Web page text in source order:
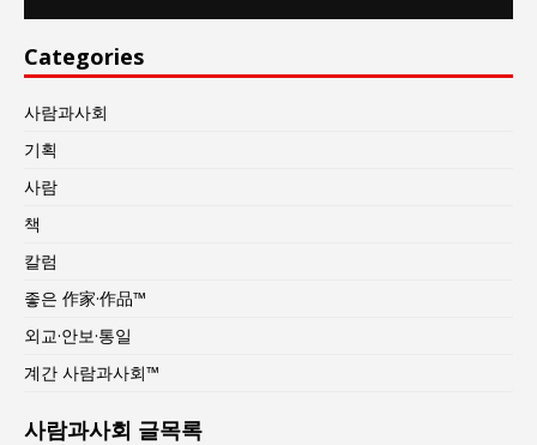
Categories
사람과사회
기획
사람
책
칼럼
좋은 作家·作品™
외교·안보·통일
계간 사람과사회™
사람과사회 글목록